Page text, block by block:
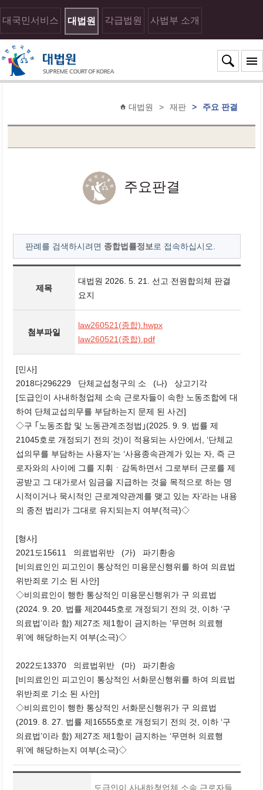
대국민서비스 대법원 각급법원 사법부 소개
대법원 > 재판 > 주요 판결
주요판결
판례를 검색하시려면 종합법률정보 로 접속하십시오.
제목
대법원 2026. 5. 21. 선고 전원합의체 판결
요지
첨부파일
law260521(종합).hwpx
law260521(종합).pdf
[민사]
2018다296229 단체교섭청구의 소 (나) 상고기각
[도급인이 사내하청업체 소속 근로자들이 속한 노동조합에 대
하여 단체교섭의무를 부담하는지 문제 된 사건]
◇구 ｢노동조합 및 노동관계조정법｣(2025. 9. 9. 법률 제
21045호로 개정되기 전의 것)이 적용되는 사안에서, ‘단체교
섭의무를 부담하는 사용자’는 ‘사용종속관계가 있는 자, 즉 근
로자와의 사이에 그를 지휘ㆍ감독하면서 그로부터 근로를 제
공받고 그 대가로서 임금을 지급하는 것을 목적으로 하는 명
시적이거나 묵시적인 근로계약관계를 맺고 있는 자’라는 내용
의 종전 법리가 그대로 유지되는지 여부(적극)◇
[형사]
2021도15611 의료법위반 (가) 파기환송
[비의료인인 피고인이 통상적인 미용문신행위를 하여 의료법
위반죄로 기소 된 사안]
◇비의료인이 행한 통상적인 미용문신행위가 구 의료법
(2024. 9. 20. 법률 제20445호로 개정되기 전의 것, 이하 ‘구
의료법’이라 함) 제27조 제1항이 금지하는 ‘무면허 의료행
위’에 해당하는지 여부(소극)◇
2022도13370 의료법위반 (마) 파기환송
[비의료인인 피고인이 통상적인 서화문신행위를 하여 의료법
위반죄로 기소 된 사안]
◇비의료인이 행한 통상적인 서화문신행위가 구 의료법
(2019. 8. 27. 법률 제16555호로 개정되기 전의 것, 이하 ‘구
의료법’이라 함) 제27조 제1항이 금지하는 ‘무면허 의료행
위’에 해당하는지 여부(소극)◇
도급인이 사내하청업체 소속 근로자들